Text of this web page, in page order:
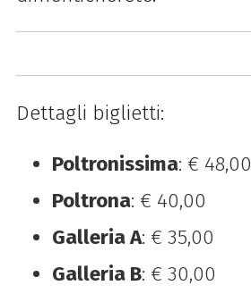
Dettagli biglietti:
Poltronissima: € 48,00
Poltrona: € 40,00
Galleria A: € 35,00
Galleria B: € 30,00